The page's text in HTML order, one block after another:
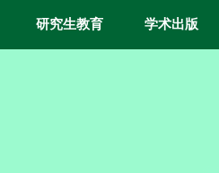
研究生教育 学术出版